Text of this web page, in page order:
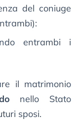
del coniuge
entrambi i
il matrimonio
nello Stato
sposi.